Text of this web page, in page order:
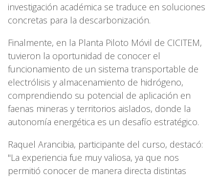
investigación académica se traduce en soluciones
concretas para la descarbonización.
Finalmente, en la Planta Piloto Móvil de CICITEM,
tuvieron la oportunidad de conocer el
funcionamiento de un sistema transportable de
electrólisis y almacenamiento de hidrógeno,
comprendiendo su potencial de aplicación en
faenas mineras y territorios aislados, donde la
autonomía energética es un desafío estratégico.
Raquel Arancibia, participante del curso, destacó:
"La experiencia fue muy valiosa, ya que nos
permitió conocer de manera directa distintas